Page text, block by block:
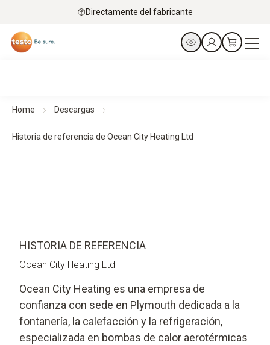
Directamente del fabricante
Home Descargas
Historia de referencia de Ocean City Heating Ltd
HISTORIA DE REFERENCIA
Ocean City Heating Ltd
Ocean City Heating es una empresa de
confianza con sede en Plymouth dedicada a la
fontanería, la calefacción y la refrigeración,
especializada en bombas de calor aerotérmicas